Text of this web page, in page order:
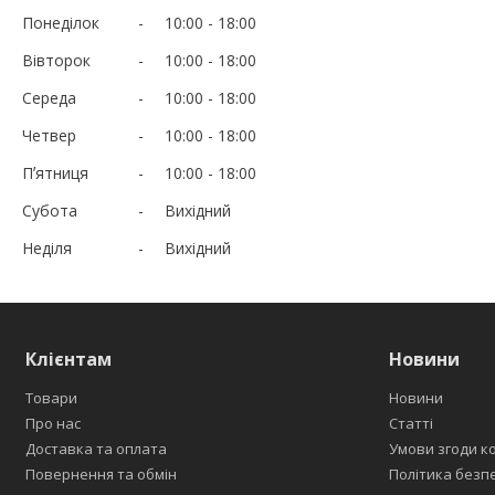
Понеділок 10:00
18:00
Вівторок
10:00
18:00
Середа
10:00
18:00
Четвер
10:00
18:00
Пʼятниця
10:00
18:00
Субота
Вихідний
Неділя
Вихідний
Клієнтам
Товари
Про нас
Доставка та оплата
Повернення та обмін
Новини
Новини
Статті
Умови згоди
Політика